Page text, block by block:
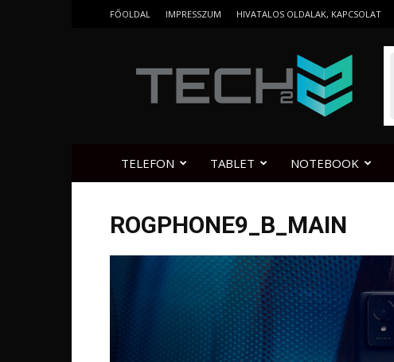
FŐOLDAL IMPRESSZUM HIVATALOS OLDALAK, KAPCSOLAT
TELEFON TABLET NOTEBOOK
ROGPHONE9_B_MAIN